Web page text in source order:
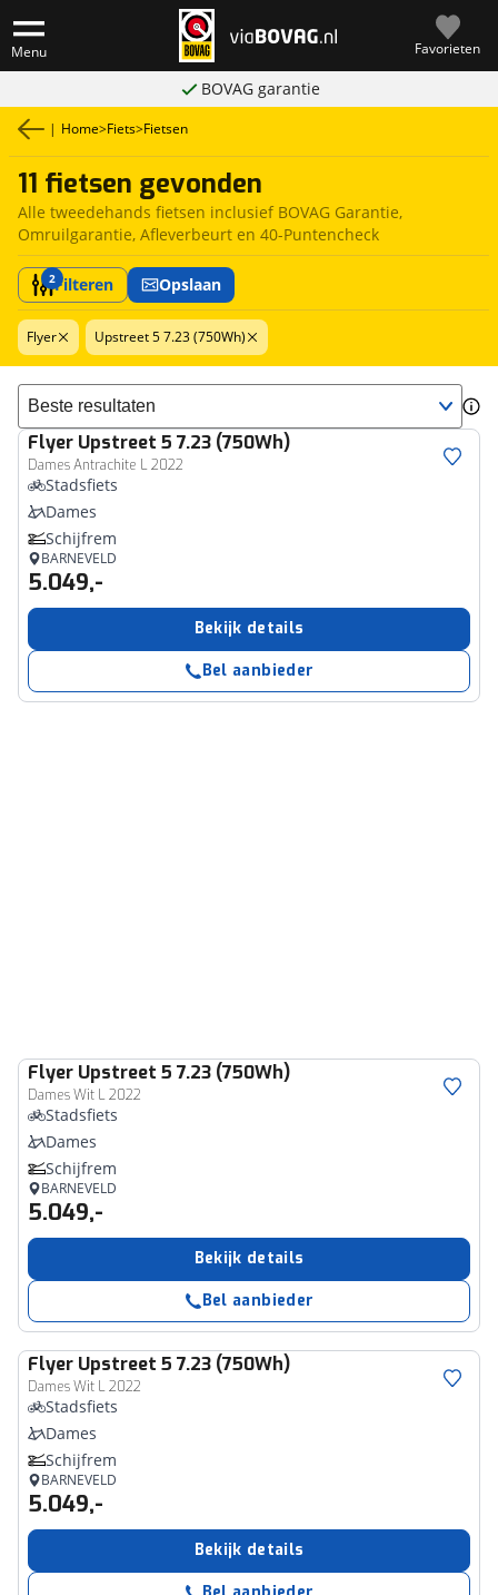
Menu Favorieten
BOVAG garantie
| Home>Fiets>Fietsen
11 fietsen gevonden
Alle tweedehands fietsen inclusief BOVAG Garantie,
Omruilgarantie, Afleverbeurt en 40-Puntencheck
2Filteren Opslaan
Flyer Upstreet 5 7.23 (750Wh)
Sorteer resultaten
Flyer Upstreet 5 7.23 (750Wh)
Dames Antrachite L 2022
Stadsfiets
Dames
Schijfrem
BARNEVELD
5.049,-
Bekijk details
Bel aanbieder
Flyer Upstreet 5 7.23 (750Wh)
Dames Wit L 2022
Stadsfiets
Dames
Schijfrem
BARNEVELD
5.049,-
Bekijk details
Bel aanbieder
Flyer Upstreet 5 7.23 (750Wh)
Dames Wit L 2022
Stadsfiets
Dames
Schijfrem
BARNEVELD
5.049,-
Bekijk details